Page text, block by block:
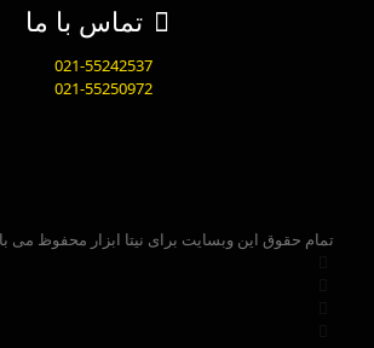
تماس با ما
021-55242537
021-55250972
تمام حقوق این وبسایت برای نیتا ابزار محفوظ می